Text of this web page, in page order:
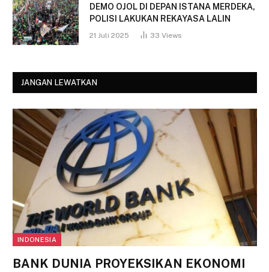
DEMO OJOL DI DEPAN ISTANA MERDEKA,
POLISI LAKUKAN REKAYASA LALIN
21 Juli 2025 33 Views
JANGAN LEWATKAN
INDONESIA
BANK DUNIA PROYEKSIKAN EKONOMI